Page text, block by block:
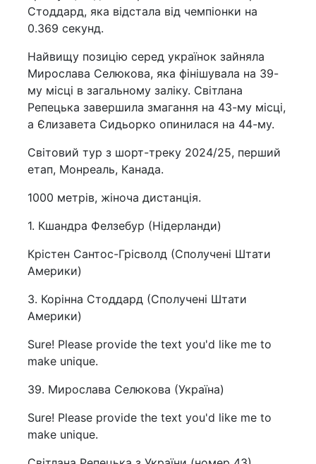
Стоддард, яка відстала від чемпіонки на
0.369 секунд.
Найвищу позицію серед українок зайняла
Мирослава Селюкова, яка фінішувала на 39-
му місці в загальному заліку. Світлана
Репецька завершила змагання на 43-му місці,
а Єлизавета Сидьорко опинилася на 44-му.
Світовий тур з шорт-треку 2024/25, перший
етап, Монреаль, Канада.
1000 метрів, жіноча дистанція.
1. Кшандра Фелзебур (Нідерланди)
Крістен Сантос-Грісволд (Сполучені Штати
Америки)
3. Корінна Стоддард (Сполучені Штати
Америки)
Sure! Please provide the text you'd like me to
make unique.
39. Мирослава Селюкова (Україна)
Sure! Please provide the text you'd like me to
make unique.